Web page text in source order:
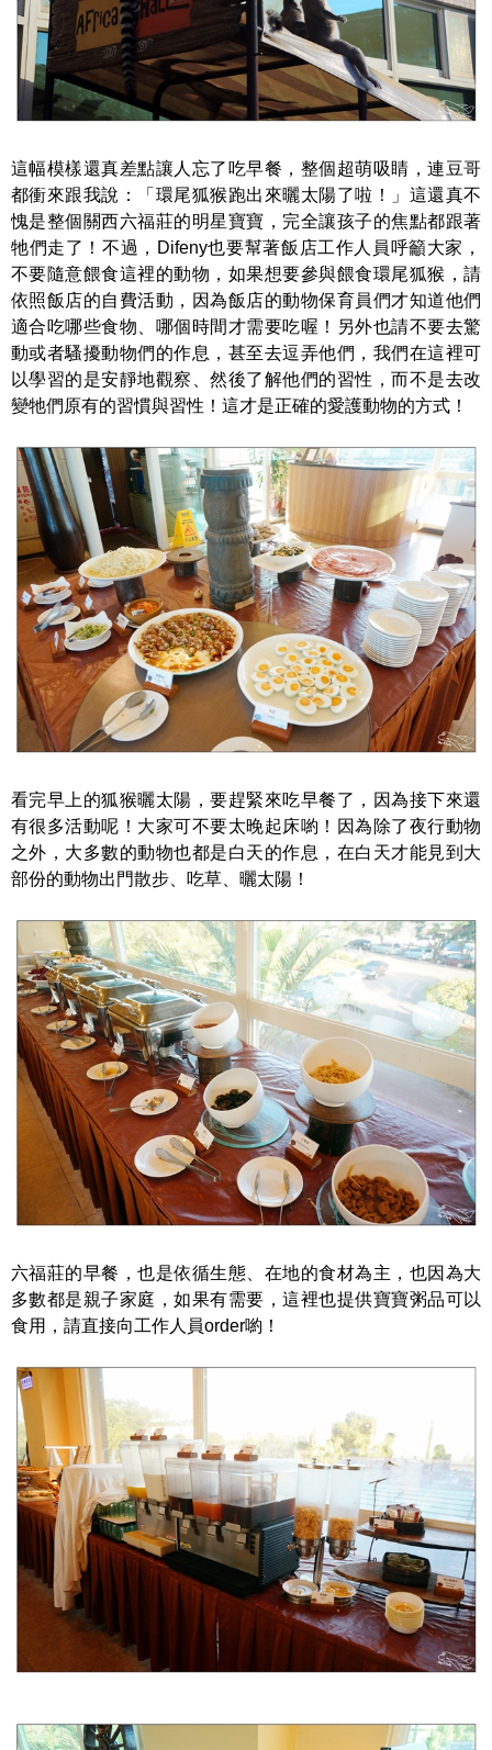
這幅模樣還真差點讓人忘了吃早餐，整個超萌吸睛，連豆哥
都衝來跟我說：「環尾狐猴跑出來曬太陽了啦！」這還真不
愧是整個關西六福莊的明星寶寶，完全讓孩子的焦點都跟著
牠們走了！不過，Difeny也要幫著飯店工作人員呼籲大家，
不要隨意餵食這裡的動物，如果想要參與餵食環尾狐猴，請
依照飯店的自費活動，因為飯店的動物保育員們才知道他們
適合吃哪些食物、哪個時間才需要吃喔！另外也請不要去驚
動或者騷擾動物們的作息，甚至去逗弄他們，我們在這裡可
以學習的是安靜地觀察、然後了解他們的習性，而不是去改
變牠們原有的習慣與習性！這才是正確的愛護動物的方式！
看完早上的狐猴曬太陽，要趕緊來吃早餐了，因為接下來還
有很多活動呢！大家可不要太晚起床喲！因為除了夜行動物
之外，大多數的動物也都是白天的作息，在白天才能見到大
部份的動物出門散步、吃草、曬太陽！
六福莊的早餐，也是依循生態、在地的食材為主，也因為大
多數都是親子家庭，如果有需要，這裡也提供寶寶粥品可以
食用，請直接向工作人員order喲！